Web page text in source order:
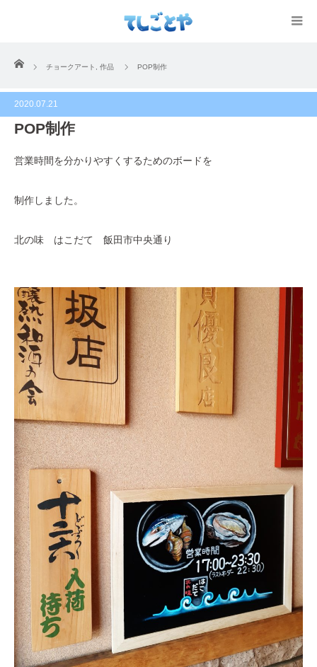
ホーム
チョークアート 作品 POP制作
2020.07.21
POP制作
営業時間を分かりやすくするためのボードを
制作しました。
北の味 はこだて 飯田市中央通り